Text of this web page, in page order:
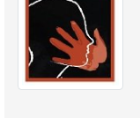
magyar
nyelvű